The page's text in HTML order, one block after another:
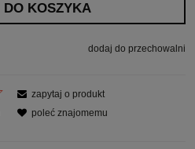
DO KOSZYKA
dodaj do przechowalni
zapytaj o produkt
poleć znajomemu